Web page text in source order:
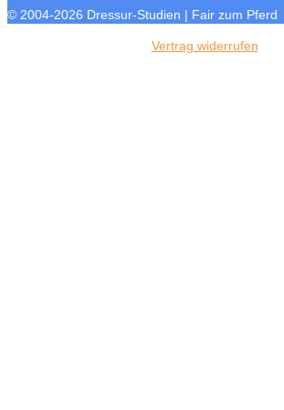
© 2004-2026 Dressur-Studien | Fair zum Pferd
Vertrag widerrufen